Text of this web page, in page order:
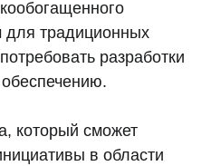
для традиционных
разработки
который сможет
в области